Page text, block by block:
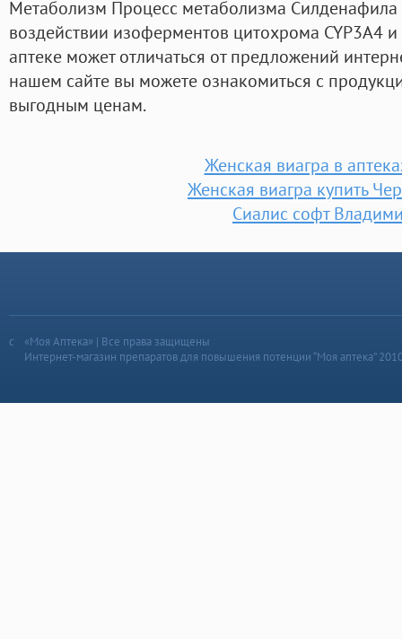
Метаболизм Процесс метаболизма
воздействии изоферментов цитохрома CYP3A4 и
аптеке может отличаться от предложений
нашем сайте вы можете ознакомиться с
выгодным ценам.
Женская виагра в
Женская виагра купить
Сиалис софт
«Моя Аптека» | Все права защищены
Интернет-магазин препаратов для повышения потенции “Моя аптека”